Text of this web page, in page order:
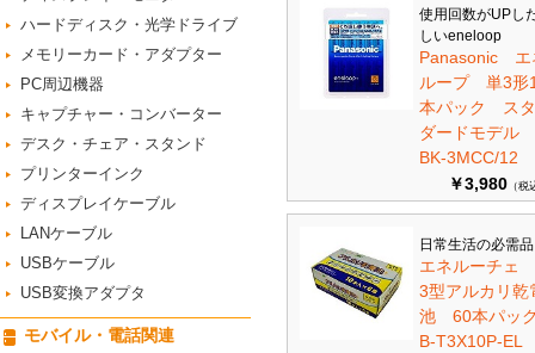
ハードディスク・光学ドライブ
メモリーカード・アダプター
PC周辺機器
キャプチャー・コンバーター
デスク・チェア・スタンド
プリンターインク
ディスプレイケーブル
LANケーブル
USBケーブル
USB変換アダプタ
モバイル・電話関連
使用回数がUPし
しいeneloop
Panasonic エ
ループ 単3形
本パック ス
ダードモデル
BK-3MCC/12
￥3,980 （税
日常生活の必需
エネルーチェ
3型アルカリ乾
池 60本パ
B-T3X10P-EL